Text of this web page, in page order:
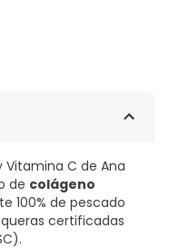
Vitamina C de Ana
de colágeno
100% de pescado
certificadas